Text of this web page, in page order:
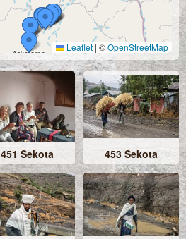
Leaflet | ©OpenStreetMap
451 Sekota 453 Sekota